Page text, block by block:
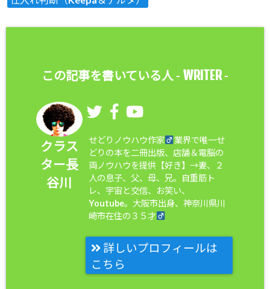
この記事を書いている人 - WRITER-
クラス
ター長
谷川
せどりノウハウ作家
業界で唯一せ
どりの本を二冊出版、店舗＆電脳の
両ノウハウを提供【好き】→妻、２
人の息子、父、母、兄。自重筋ト
レ、宇宙と交信、お笑い、
Youtube。大阪市出身、神奈川県川
崎市在住の３５才
詳しいプロフィールは
こちら